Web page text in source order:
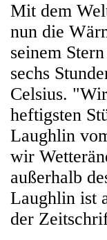
Mit dem
nun die
seinem
sechs
Celsius.
heftigsten
Laughlin
wir
außerhalb
Laughlin ist
der